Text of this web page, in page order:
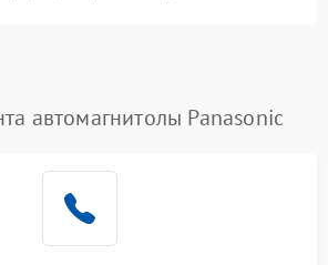
автомагнитолы Panasonic